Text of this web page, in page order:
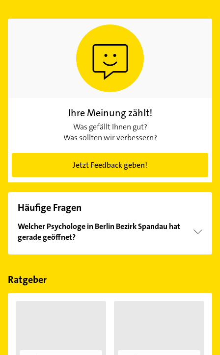
Ihre Meinung zählt!
Was gefällt Ihnen gut?
Was sollten wir verbessern?
Jetzt Feedback geben!
Häufige Fragen
Welcher Psychologe in Berlin Bezirk Spandau hat
gerade geöffnet?
Im Anbieter-Bereich finden Sie alleÖffnungszeiten.
Feiertagen abweichen können.
Ratgeber